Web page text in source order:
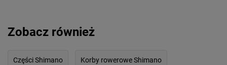
Zobacz również
Części Shimano Korby rowerowe Shimano